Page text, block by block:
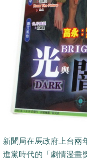
新聞局在馬政府上台兩
進黨時代的「劇情漫畫